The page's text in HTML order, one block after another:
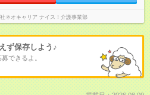
ネオキャリア ナイス！介護事業部
ず保存しよう♪
できるよ。